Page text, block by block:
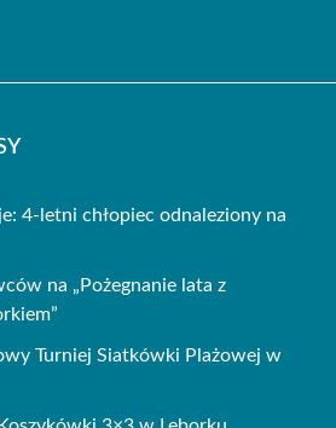
4-letni chłopiec odnaleziony na
na „Pożegnanie lata z
Turniej Siatkówki Plażowej w